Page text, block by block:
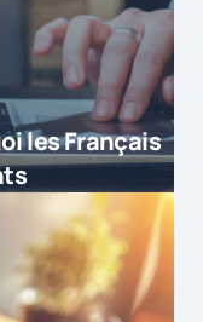
les Français